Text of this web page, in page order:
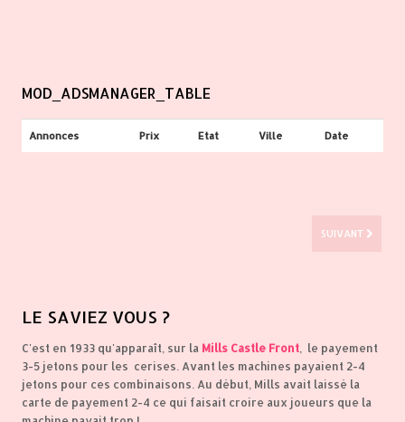
MOD_ADSMANAGER_TABLE
Annonces Prix Etat Ville Date
SUIVANT
LE SAVIEZ VOUS ?
C'est en 1933 qu'apparaît, sur la Mills Castle Front, le payement
3-5 jetons pour les cerises. Avant les machines payaient 2-4
jetons pour ces combinaisons. Au début, Mills avait laissé la
carte de payement 2-4 ce qui faisait croire aux joueurs que la